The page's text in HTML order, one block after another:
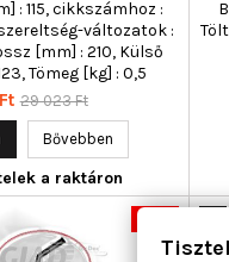
: 115, cikkszámhoz :
változatok :
[mm] : 210, Külső
Tömeg [kg] : 0,5
Normál
29 023 Ft
Bővebben
a raktáron